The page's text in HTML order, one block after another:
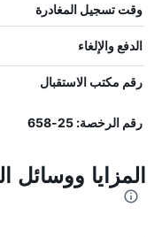
وقت تسجيل المغادرة
الدفع والإلغاء
رقم مكتب الاستقبال
رقم الرخصة: 25-658
المزايا ووسائل